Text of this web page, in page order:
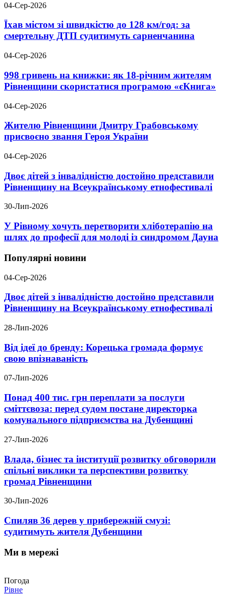
04-Сер-2026
Їхав містом зі швидкістю до 128 км/год: за
смертельну ДТП судитимуть сарненчанина
04-Сер-2026
998 гривень на книжки: як 18-річним жителям
Рівненщини скористатися програмою «єКнига»
04-Сер-2026
Жителю Рівненщини Дмитру Грабовському
присвоєно звання Героя України
04-Сер-2026
Двоє дітей з інвалідністю достойно представили
Рівненщину на Всеукраїнському етнофестивалі
30-Лип-2026
У Рівному хочуть перетворити хліботерапію на
шлях до професії для молоді із синдромом Дауна
Популярні новини
04-Сер-2026
Двоє дітей з інвалідністю достойно представили
Рівненщину на Всеукраїнському етнофестивалі
28-Лип-2026
Від ідеї до бренду: Корецька громада формує
свою впізнаваність
07-Лип-2026
Понад 400 тис. грн переплати за послуги
сміттєвоза: перед судом постане директорка
комунального підприємства на Дубенщині
27-Лип-2026
Влада, бізнес та інституції розвитку обговорили
спільні виклики та перспективи розвитку
громад Рівненщини
30-Лип-2026
Спиляв 36 дерев у прибережній смузі:
судитимуть жителя Дубенщини
Ми в мережі
Погода
Рівне